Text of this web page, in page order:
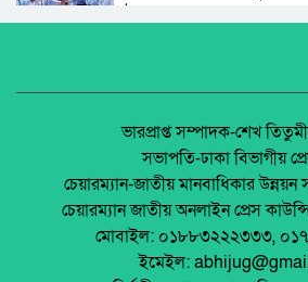
সাংবাদিকদের ওপর
ভারতের যৌনপল্লি থেকে ১১
পাবনায় নেশার টাকা না
ছেলে গ্রেফতার।
জেলা আইন-শৃৃঙ্খলা কমিটির
পলাশবাড়ীতে এমইপি
অনুষ্ঠিত।
জুলাই সনদ বাস্তবায়ন নিয়ে
ভারপ্রাপ্ত সম্পাদক-শেখ
সভাপতি-ঢাকা বিভাগীয়
চেয়ারম্যান-জাতীয় মানবাধিকার উন্নয়ন
চেয়ারম্যান জাতীয় অনলাইন প্রেস
মোবাইল: ০১৮৮৩২২২৩৩৩,
ইমেইল: